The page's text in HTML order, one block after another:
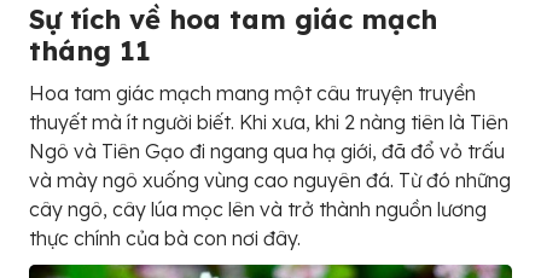
Sự tích về hoa tam giác mạch
tháng 11
Hoa tam giác mạch mang một câu truyện truyền
thuyết mà ít người biết. Khi xưa, khi 2 nàng tiên là Tiên
Ngô và Tiên Gạo đi ngang qua hạ giới, đã đổ vỏ trấu
và mày ngô xuống vùng cao nguyên đá. Từ đó những
cây ngô, cây lúa mọc lên và trở thành nguồn lương
thực chính của bà con nơi đây.